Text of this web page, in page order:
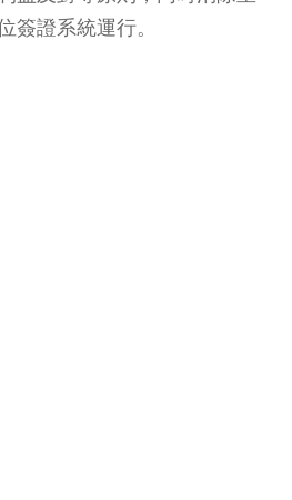
簽證系統運行。